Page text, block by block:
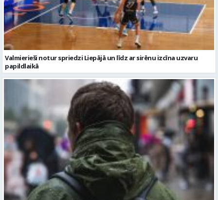
Valmierieši notur spriedzi Liepājā un līdz ar sirēnu izcīna uzvaru
papildlaikā